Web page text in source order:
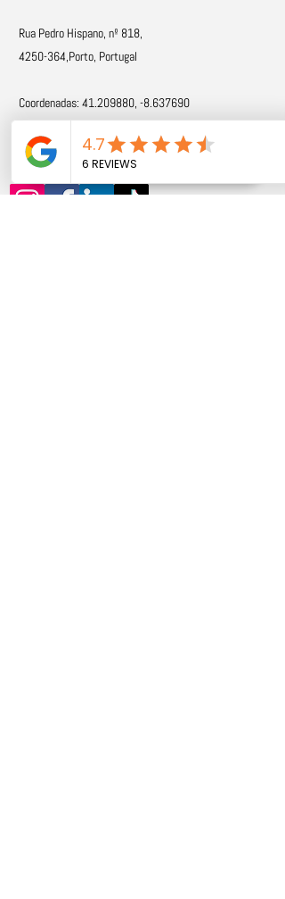
Rua Pedro Hispano, nº 818,
4250-364,Porto, Portugal
Coordenadas: 41.209880, -8.637690
Follow us